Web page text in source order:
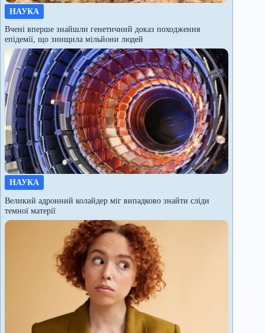
НАУКА
Вчені вперше знайшли генетичний доказ походження
епідемії, що знищила мільйони людей
НАУКА
Великий адронний колайдер міг випадково знайти сліди
темної матерії